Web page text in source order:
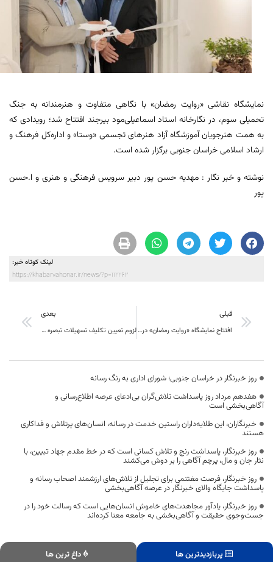
نمایشگاه نقاشی «روایت رمضان» با نگاهی متفاوت و هنرمندانه به جنگ
تحمیلی سوم، در نگارخانه استاد اسماعیلی‌مود بیرجند افتتاح شد؛ رویدادی که
به همت هنرجویان آموزشگاه آزاد هنرهای تجسمی «وستا» و اداره‌کل فرهنگ و
ارشاد اسلامی خراسان جنوبی برگزار شده است.
نوشته و خبر نگار : مهدیه حسن پور دبیر سرویس فرهنگی و هنری و ا.حسن
پور
لینک کوتاه خبر:
https://khabarvahonar.ir/news/?p=112262
قبلی
افتتاح نمایشگاه «روایت رمضان» در بیرجند؛ روایت هنرمندانه نسل نو از جنگ تحمیلی سوم
بعدی
لزوم تعیین تکلیف تسهیلات تبصره ۱۸ حداکثر تا دوهفته دیگر
روز خبرنگار در خراسان جنوبی؛ شورای اداری به رنگ رسانه
هفدهم مرداد روز پاسداشت تلاش‌گران بی‌ادعای عرصه اطلاع‌رسانی و
آگاهی‌بخشی است
خبرنگاران، این طلایه‌داران راستین خدمت در رسانه، انسان‌های پرتلاش و فداکاری
هستند
روز خبرنگار، پاسداشت رنج و تلاش کسانی است که در خط مقدم جهاد تبیین، با
نثار جان و مال، پرچم آگاهی را بر دوش می‌کشند
روز خبرنگار، فرصت مغتنمی برای تجلیل از تلاش‌های ارزشمند اصحاب رسانه و
پاسداشت جایگاه والای خبرنگار در عرصه آگاهی‌بخشی
روز خبرنگار، یادآور مجاهدت‌های خاموش انسان‌هایی است که رسالت خود را در
جست‌وجوی حقیقت و آگاهی‌بخشی به جامعه معنا کرده‌اند
پربازدیدترین ها داغ ترین ها